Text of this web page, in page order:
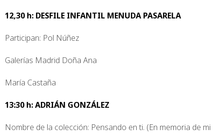
12,30 h: DESFILE INFANTIL MENUDA PASARELA
Participan: Pol Núñez
Galerías Madrid Doña Ana
María Castaña
13:30 h: ADRIÁN GONZÁLEZ
Nombre de la colección: Pensando en ti. (En memoria de mi